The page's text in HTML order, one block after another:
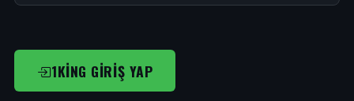
1KING GIRIŞ YAP